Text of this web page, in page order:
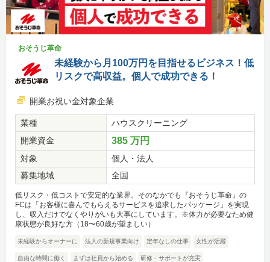
おそうじ革命
未経験から月100万円を目指せるビジネス！低
リスクで高収益。個人で成功できる！
開業お祝い金対象企業
業種
ハウスクリーニング
開業資金
385 万円
対象
個人・法人
募集地域
全国
低リスク・低コストで安定的な業界。そのなかでも『おそうじ革命』の
FCは「お客様に喜んでもらえるサービスを追求したパッケージ」を実現
し、収入だけでなくやりがいも大事にしています。※体力が必要なため健
康状態が良好な方（18〜60歳が望ましい）
未経験からオーナーに 法人の新規事業向け 定年なしの仕事 女性が活躍
自由な時間に働く まずは社員から始める 研修・サポートが充実